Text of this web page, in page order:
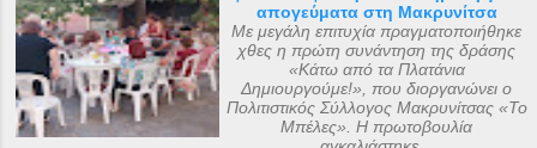
απογεύματα στη Μακρυνίτσα
Με μεγάλη επιτυχία πραγματοποιήθηκε
χθες η πρώτη συνάντηση της δράσης
«Κάτω από τα Πλατάνια
Δημιουργούμε!», που διοργανώνει ο
Πολιτιστικός Σύλλογος Μακρυνίτσας «Το
Μπέλες». Η πρωτοβουλία